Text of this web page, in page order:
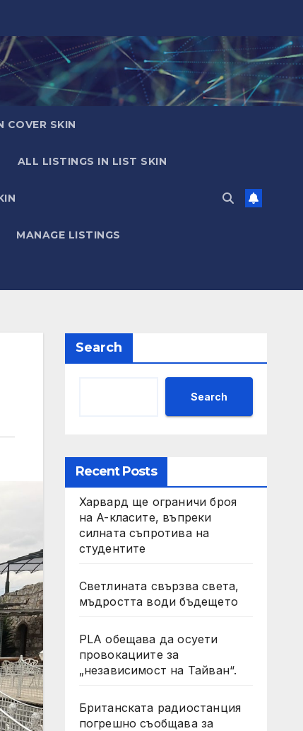
COVER SKIN
ALL LISTINGS IN LIST SKIN
MANAGE LISTINGS
Search
Search
Recent Posts
Харвард ще ограничи броя
на A-класите, въпреки
силната съпротива на
студентите
Светлината свързва света,
мъдростта води бъдещето
PLA обещава да осуети
провокациите за
„независимост на Тайван“.
Британската радиостанция
погрешно съобщава за